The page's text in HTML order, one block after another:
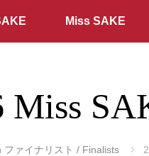
Miss SAKE
Miss
ファイナリスト / Finalists